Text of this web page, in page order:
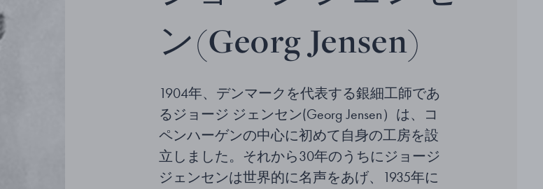
ン(Georg Jensen)
1904年、デンマークを代表する銀細工師であ
るジョージ ジェンセン(Georg Jensen）は、コ
ペンハーゲンの中心に初めて自身の工房を設
立しました。それから30年のうちにジョージ
ジェンセンは世界的に名声をあげ、1935年に